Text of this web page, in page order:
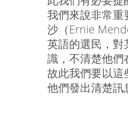
我們來說非常重
沙（Ernie
英語的選民，對
識，不清楚他們
故此我們要以這
他們發出清楚訊